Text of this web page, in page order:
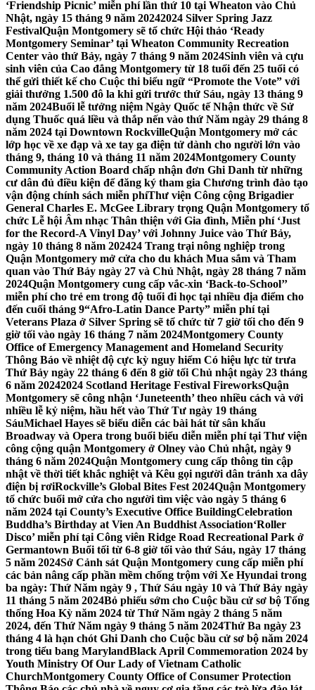
‘Friendship Picnic’ miễn phí lần thứ 10 tại Wheaton vào Chủ
Nhật, ngày 15 tháng 9 năm 20242024 Silver Spring Jazz
FestivalQuận Montgomery sẽ tổ chức Hội thảo ‘Ready
Montgomery Seminar’ tại Wheaton Community Recreation
Center vào thứ Bảy, ngày 7 tháng 9 năm 2024Sinh viên và cựu
sinh viên của Cao đẳng Montgomery từ 18 tuổi đến 25 tuổi có
thể gửi thiết kế cho Cuộc thi biểu ngữ “Promote the Vote” với
giải thưởng 1.500 đô la khi gửi trước thứ Sáu, ngày 13 tháng 9
năm 2024Buổi lễ tưởng niệm Ngày Quốc tế Nhận thức về Sử
dụng Thuốc quá liều và thắp nến vào thứ Năm ngày 29 tháng 8
năm 2024 tại Downtown RockvilleQuận Montgomery mở các
lớp học về xe đạp và xe tay ga điện tử dành cho người lớn vào
tháng 9, tháng 10 và tháng 11 năm 2024Montgomery County
Community Action Board chấp nhận đơn Ghi Danh từ những
cư dân đủ điều kiện để đăng ký tham gia Chương trình đào tạo
vận động chính sách miễn phíThư viện Công cộng Brigadier
General Charles E. McGee Library trọng Quận Montgomery tổ
chức Lễ hội Âm nhạc Thân thiện với Gia đình, Miễn phí ‘Just
for the Record-A Vinyl Day’ với Johnny Juice vào Thứ Bảy,
ngày 10 tháng 8 năm 202424 Trang trại nông nghiệp trong
Quận Montgomery mở cửa cho du khách Mua sắm và Tham
quan vào Thứ Bảy ngày 27 và Chủ Nhật, ngày 28 tháng 7 năm
2024Quận Montgomery cung cấp vắc-xin ‘Back-to-School’’
miễn phí cho trẻ em trong độ tuổi đi học tại nhiều địa điểm cho
đến cuối tháng 9“Afro-Latin Dance Party” miễn phí tại
Veterans Plaza ở Silver Spring sẽ tổ chức từ 7 giờ tối cho đến 9
giờ tối vào ngày 16 tháng 7 năm 2024Montgomery County
Office of Emergency Management and Homeland Security
Thông Báo về nhiệt độ cực kỳ nguy hiểm Có hiệu lực từ trưa
Thứ Bảy ngày 22 tháng 6 đến 8 giờ tối Chủ nhật ngày 23 tháng
6 năm 20242024 Scotland Heritage Festival FireworksQuận
Montgomery sẽ công nhận ‘Juneteenth’ theo nhiều cách và với
nhiều lễ kỷ niệm, hầu hết vào Thứ Tư ngày 19 tháng
SáuMichael Hayes sẽ biểu diễn các bài hát từ sân khấu
Broadway và Opera trong buổi biểu diễn miễn phí tại Thư viện
công cộng quận Montgomery ở Olney vào Chủ nhật, ngày 9
tháng 6 năm 2024Quận Montgomery cung cấp thông tin cập
nhật về thời tiết khắc nghiệt và Kêu gọi người dân tránh xa dây
điện bị rơiRockville’s Global Bites Fest 2024Quận Montgomery
tổ chức buổi mở cửa cho người tìm việc vào ngày 5 tháng 6
năm 2024 tại County’s Executive Office BuildingCelebration
Buddha’s Birthday at Vien An Buddhist Association‘Roller
Disco’ miễn phí tại Công viên Ridge Road Recreational Park ở
Germantown Buổi tối từ 6-8 giờ tối vào thứ Sáu, ngày 17 tháng
5 năm 2024Sở Cảnh sát Quận Montgomery cung cấp miễn phí
các bản nâng cấp phần mềm chống trộm với Xe Hyundai trong
ba ngày: Thứ Năm ngày 9 , Thứ Sáu ngày 10 và Thứ Bảy ngày
11 tháng 5 năm 2024Bỏ phiếu sớm cho Cuộc bầu cử sơ bộ Tổng
thống Hoa Kỳ năm 2024 từ Thứ Năm ngày 2 tháng 5 năm
2024, đến Thứ Năm ngày 9 tháng 5 năm 2024Thứ Ba ngày 23
tháng 4 là hạn chót Ghi Danh cho Cuộc bầu cử sơ bộ năm 2024
trong tiểu bang MarylandBlack April Commemoration 2024 by
Youth Ministry Of Our Lady of Vietnam Catholic
ChurchMontgomery County Office of Consumer Protection